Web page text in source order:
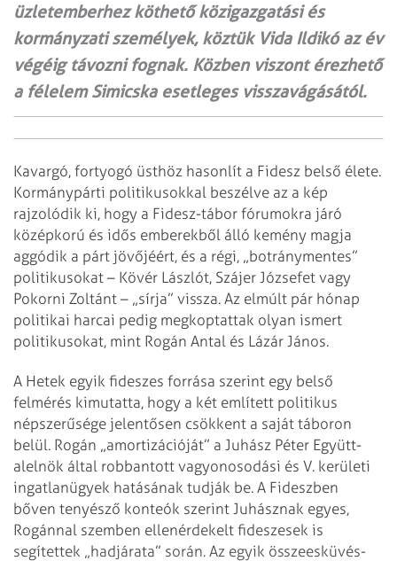
üzletemberhez köthető közigazgatási és
kormányzati személyek, köztük Vida Ildikó az év
végéig távozni fognak. Közben viszont érezhető
a félelem Simicska esetleges visszavágásától.
Kavargó, fortyogó üsthöz hasonlít a Fidesz belső élete.
Kormánypárti politikusokkal beszélve az a kép
rajzolódik ki, hogy a Fidesz-tábor fórumokra járó
középkorú és idős emberekből álló kemény magja
aggódik a párt jövőjéért, és a régi, „botránymentes”
politikusokat – Kövér Lászlót, Szá­jer Józsefet vagy
Pokorni Zoltánt – „sírja” vissza. Az elmúlt pár hónap
politikai harcai pedig megkoptattak olyan ismert
politikusokat, mint Rogán Antal és Lázár János.
A Hetek egyik fideszes forrása szerint egy belső
felmérés kimutatta, hogy a két említett politikus
népszerűsége jelentősen csökkent a saját táboron
belül. Rogán „amortizációját” a Juhász Péter Együtt-
alelnök által robbantott vagyonosodási és V. kerületi
ingatlanügyek hatásának tudják be. A Fideszben
bőven tenyésző konteók szerint Juhásznak egyes,
Rogánnal szemben ellenérdekelt fideszesek is
segítettek „hadjárata” során. Az egyik összeesküvés-